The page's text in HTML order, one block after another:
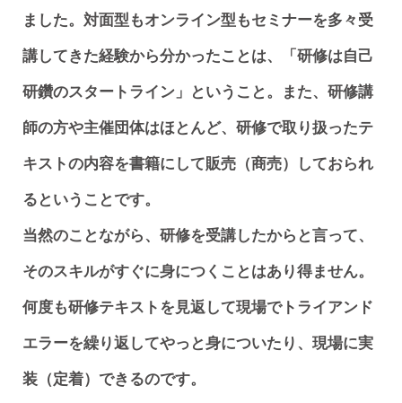
ました。対面型もオンライン型もセミナーを多々受
講してきた経験から分かったことは、「研修は自己
研鑽のスタートライン」ということ。また、研修講
師の方や主催団体はほとんど、研修で取り扱ったテ
キストの内容を書籍にして販売（商売）しておられ
るということです。
当然のことながら、研修を受講したからと言って、
そのスキルがすぐに身につくことはあり得ません。
何度も研修テキストを見返して現場でトライアンド
エラーを繰り返してやっと身についたり、現場に実
装（定着）できるのです。